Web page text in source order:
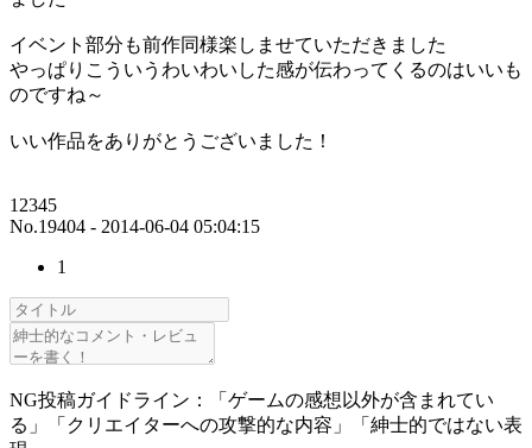
イベント部分も前作同様楽しませていただきました
やっぱりこういうわいわいした感が伝わってくるのはいいも
のですね～
いい作品をありがとうございました！
12345
No.19404 - 2014-06-04 05:04:15
1
NG投稿ガイドライン：「ゲームの感想以外が含まれてい
る」「クリエイターへの攻撃的な内容」「紳士的ではない表